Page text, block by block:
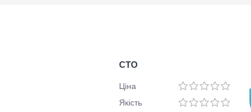
СТО
Ціна
Якість